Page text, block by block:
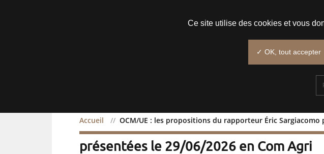
Accueil OCM/UE : les propositions du rapporteur Éric Sargiacomo
OCM/UE : les propositions du
présentées le 29/06/2026 en Com Agri
Ce site utilise des cookies et vous
✓ OK, tout accepter